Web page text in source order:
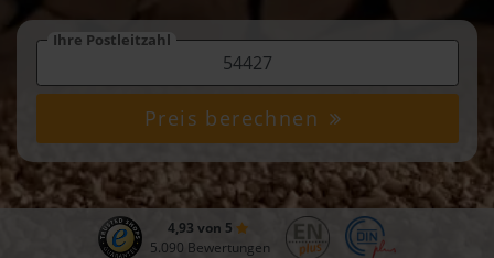
Ihre Postleitzahl
Preis berechnen
4,93 von 5
5.090 Bewertungen